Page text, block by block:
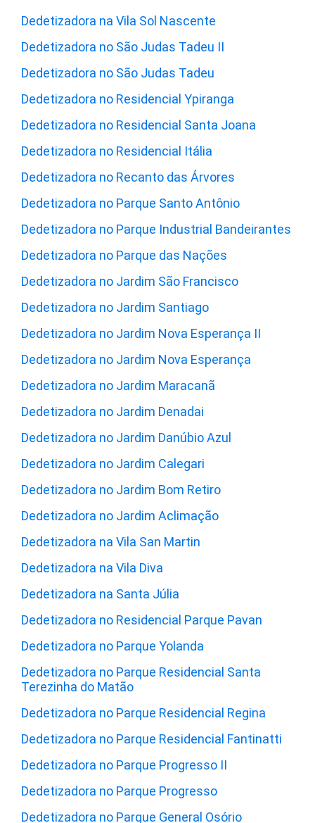
Dedetizadora na Vila Sol Nascente
Dedetizadora no São Judas Tadeu II
Dedetizadora no São Judas Tadeu
Dedetizadora no Residencial Ypiranga
Dedetizadora no Residencial Santa Joana
Dedetizadora no Residencial Itália
Dedetizadora no Recanto das Árvores
Dedetizadora no Parque Santo Antônio
Dedetizadora no Parque Industrial Bandeirantes
Dedetizadora no Parque das Nações
Dedetizadora no Jardim São Francisco
Dedetizadora no Jardim Santiago
Dedetizadora no Jardim Nova Esperança II
Dedetizadora no Jardim Nova Esperança
Dedetizadora no Jardim Maracanã
Dedetizadora no Jardim Denadai
Dedetizadora no Jardim Danúbio Azul
Dedetizadora no Jardim Calegari
Dedetizadora no Jardim Bom Retiro
Dedetizadora no Jardim Aclimação
Dedetizadora na Vila San Martin
Dedetizadora na Vila Diva
Dedetizadora na Santa Júlia
Dedetizadora no Residencial Parque Pavan
Dedetizadora no Parque Yolanda
Dedetizadora no Parque Residencial Santa
Terezinha do Matão
Dedetizadora no Parque Residencial Regina
Dedetizadora no Parque Residencial Fantinatti
Dedetizadora no Parque Progresso II
Dedetizadora no Parque Progresso
Dedetizadora no Parque General Osório